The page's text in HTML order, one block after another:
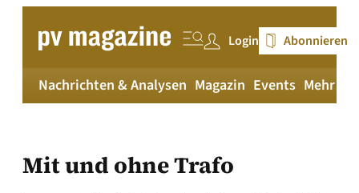
springen
Login Abonnieren
Nachrichten & Analysen Magazin Events Mehr
Mit und ohne Trafo